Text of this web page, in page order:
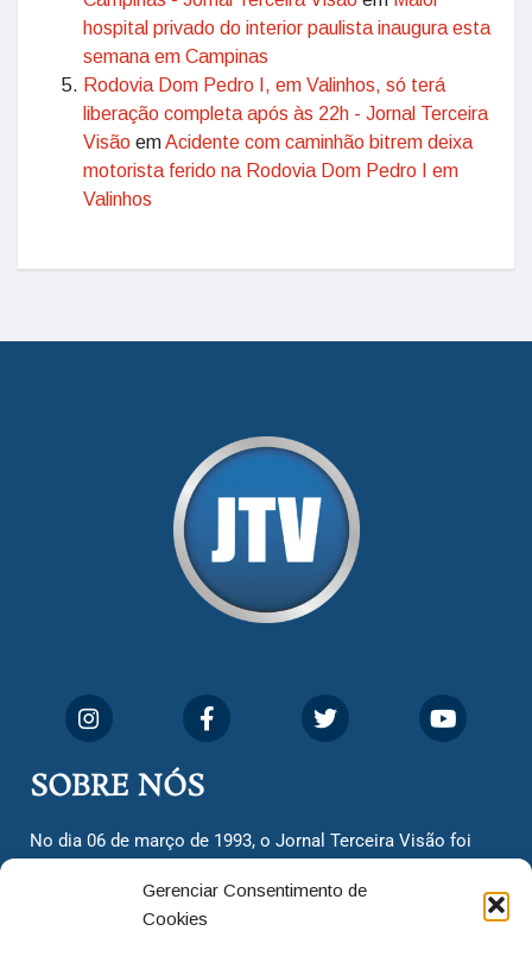
Gerenciar Consentimento de
Cookies
hospital privado do interior paulista inaugura esta
semana em Campinas
Rodovia Dom Pedro I, em Valinhos, só terá
liberação completa após às 22h - Jornal Terceira
Visão emAcidente com caminhão bitrem deixa
motorista ferido na Rodovia Dom Pedro I em
Valinhos
SOBRE NÓS
No dia 06 de março de 1993, o Jornal Terceira Visão foi
cidadãos valinhenses, já que naquela época só existiam
dois jornais. Há mais de 30 anos, o jornal continua